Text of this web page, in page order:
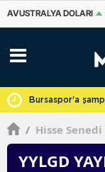
KANADA DOLARI
Bursaspor'a
/ Hisse
YYLGD